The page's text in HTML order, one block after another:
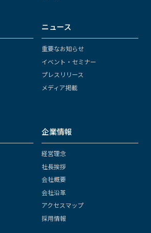
ニュース
重要なお知らせ
イベント・セミナー
プレスリリース
メディア掲載
企業情報
経営理念
社長挨拶
会社概要
会社沿革
アクセスマップ
採用情報